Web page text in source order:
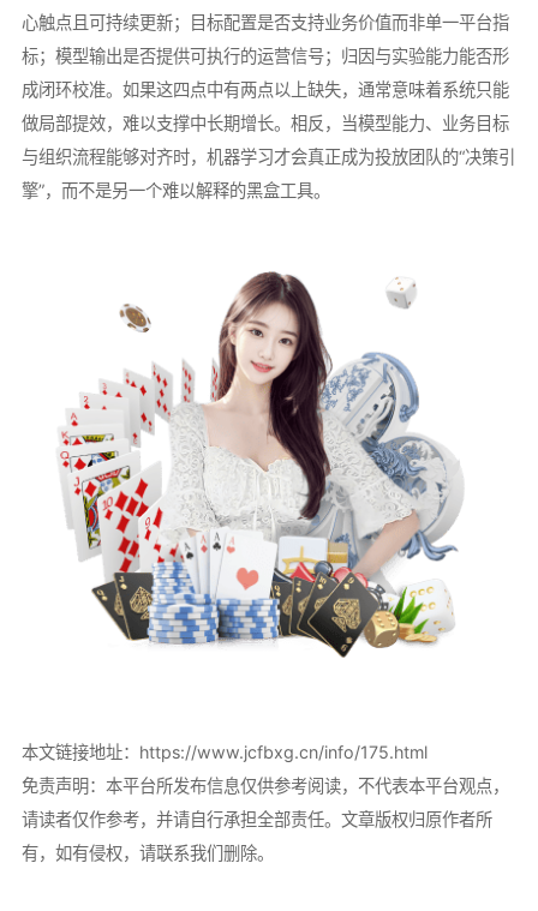
心触点且可持续更新；目标配置是否支持业务价值而非单一平台指
标；模型输出是否提供可执行的运营信号；归因与实验能力能否形
成闭环校准。如果这四点中有两点以上缺失，通常意味着系统只能
做局部提效，难以支撑中长期增长。相反，当模型能力、业务目标
与组织流程能够对齐时，机器学习才会真正成为投放团队的“决策引
擎”，而不是另一个难以解释的黑盒工具。
本文链接地址： https://www.jcfbxg.cn/info/175.html
免责声明：本平台所发布信息仅供参考阅读，不代表本平台观点，
请读者仅作参考，并请自行承担全部责任。文章版权归原作者所
有，如有侵权，请联系我们删除。